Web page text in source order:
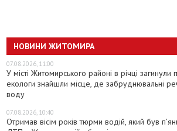
НОВИНИ ЖИТОМИРА
07.08.2026, 11:00
У місті Житомирського районі в річці
екологи знайшли місце, де забруднювальні
воду
07.08.2026, 10:40
Отримав вісім років тюрми водій, який був